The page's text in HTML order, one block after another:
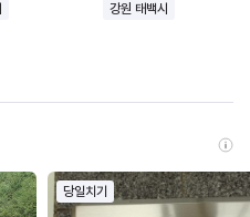
강원 태백시
당일치기